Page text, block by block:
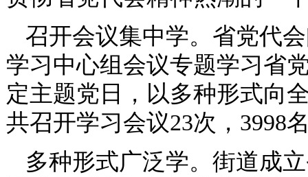
召开会议集中学。省党代
学习中心组会议专题学习省
定主题党日，以多种形式向
共召开学习会议23次，3998
多种形式广泛学。街道成